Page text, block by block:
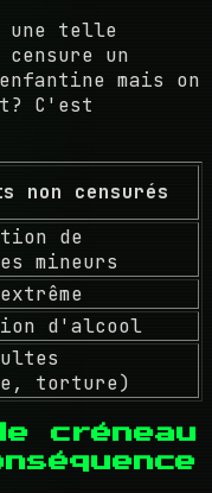
une telle
censure un
mais on
C'est
non censurés
de
mineurs
d'alcool
torture)
créneau